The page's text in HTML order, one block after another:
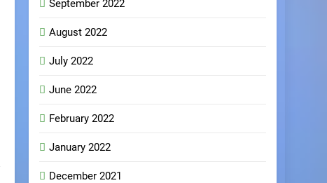
September 2022
August 2022
July 2022
June 2022
February 2022
January 2022
December 2021